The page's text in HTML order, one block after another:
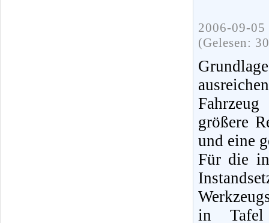
2006-09-
(Gelesen:
größere
und eine
Für die in
in Tafel